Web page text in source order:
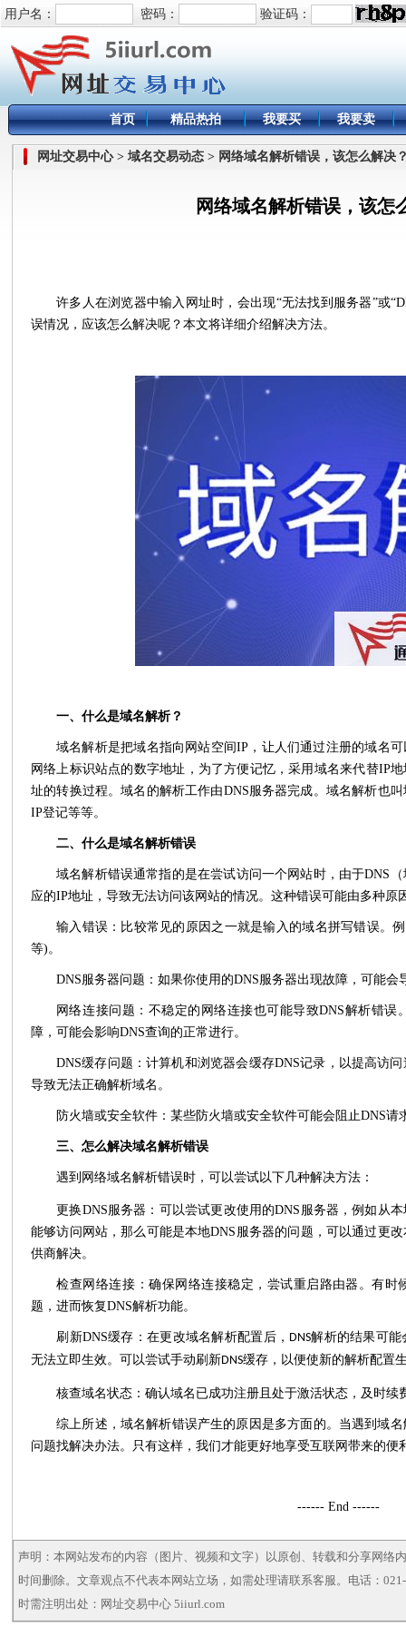
用户名： 密码： 验证码：
首页 精品热拍 我要买 我要卖
网址交易中心 > 域名交易动态 > 网络域名解析错误，该怎么解决
网络域名解析错误，该怎
许多人在浏览器中输入网址时，会出现“无法找到服务器”或
误情况，应该怎么解决呢？本文将详细介绍解决方法。
一、什么是域名解析？
域名解析是把域名指向网站空间IP ，让人们通过注册的域名
网络上标识站点的数字地址，为了方便记忆，采用域名来代替IP
址的转换过程。域名的解析工作由DNS服务器完成。域名解析也
IP登记等等。
二、什么是域名解析错误
域名解析错误通常指的是在尝试访问一个网站时，由于DNS
应的IP地址，导致无法访问该网站的情况。这种错误可能由多种原
输入错误：比较常见的原因之一就是输入的域名拼写错误。
等)。
DNS服务器问题：如果你使用的DNS服务器出现故障，可能会
网络连接问题：不稳定的网络连接也可能导致DNS解析错
障，可能会影响DNS查询的正常进行。
DNS缓存问题：计算机和浏览器会缓存DNS记录，以提高访
导致无法正确解析域名。
防火墙或安全软件：某些防火墙或安全软件可能会阻止DNS请
三、怎么解决域名解析错误
遇到网络域名解析错误时，可以尝试以下几种解决方法：
更换DNS服务器‌：可以尝试更改使用的DNS服务器，例如从
能够访问网站，那么可能是本地DNS服务器的问题，可以通过更
供商解决。
检查网络连接‌：确保网络连接稳定，尝试重启路由器。有时
题，进而恢复DNS解析功能。‌
‌刷新DNS缓存‌：在更改域名解析配置后， DNS解析的结果可能
无法立即生效。可以尝试手动刷新DNS缓存，以便使新的解析配置
核查域名状态‌：确认域名已成功注册且处于激活状态，及时续
综上所述，域名解析错误产生的原因是多方面的。当遇到域
问题找解决办法。只有这样，我们才能更好地享受互联网带来的便
------ End ------
声明：本网站发布的内容（图片、视频和文字）以原创、转载和分享网络
时间删除。文章观点不代表本网站立场，如需处理请联系客服。电话：
时需注明出处：网址交易中心 5iiurl.com